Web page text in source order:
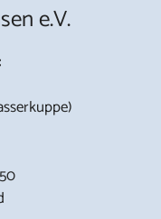
e.V.